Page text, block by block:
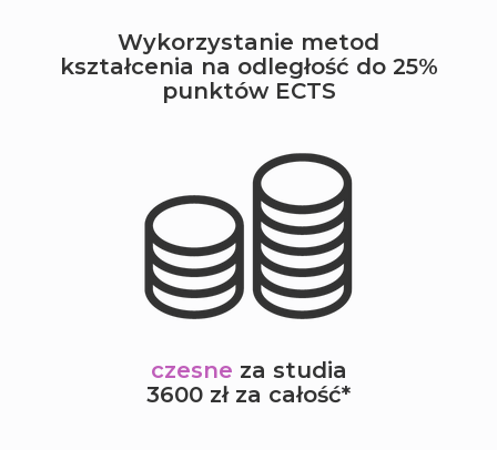
Wykorzystanie metod
kształcenia na odległość do 25%
punktów ECTS
czesne za studia
3600 zł za całość*